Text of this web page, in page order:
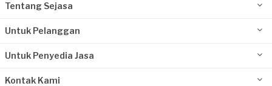
Tentang Sejasa
Untuk Pelanggan
Untuk Penyedia Jasa
Kontak Kami